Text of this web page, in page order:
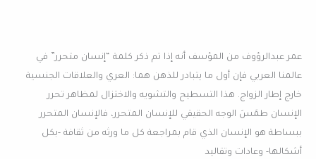
عمر عبدالرؤوف من المؤسف أنه إذا تم ذكر كلمة “إنسان متحرر” في
عالمنا العربي فإن أول ما يتبادر للذهن هما: العري والعلاقات الجنسية
خارج إطار الزواج. هذا التسطيح والتشويه والاختزال لمظاهر تحرر
الإنسان طمَسَ الوجه الحقيقي للإنسان المتحرر، فالإنسان المتحرر
ببساطة هو الإنسان الذي قام بمراجعة كل ما ورثه من ثقافة -بكل
أشكالها- وعادات وتقاليد
السلطوية